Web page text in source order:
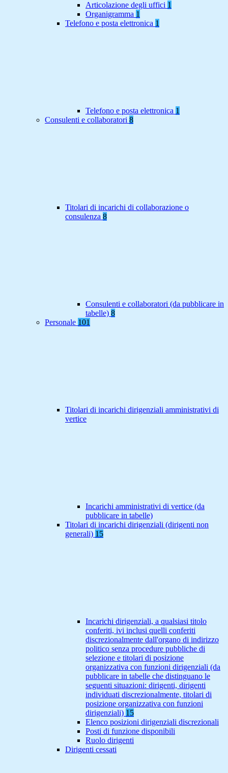
Articolazione degli uffici 1
Organigramma 1
Telefono e posta elettronica 1
Telefono e posta elettronica 1
Consulenti e collaboratori 8
Titolari di incarichi di collaborazione o
consulenza 8
Consulenti e collaboratori (da pubblicare in
tabelle) 8
Personale 101
Titolari di incarichi dirigenziali amministrativi di
vertice
Incarichi amministrativi di vertice (da
pubblicare in tabelle)
Titolari di incarichi dirigenziali (dirigenti non
generali) 15
Incarichi dirigenziali, a qualsiasi titolo
conferiti, ivi inclusi quelli conferiti
discrezionalmente dall'organo di indirizzo
politico senza procedure pubbliche di
selezione e titolari di posizione
organizzativa con funzioni dirigenziali (da
pubblicare in tabelle che distinguano le
seguenti situazioni: dirigenti, dirigenti
individuati discrezionalmente, titolari di
posizione organizzativa con funzioni
dirigenziali) 15
Elenco posizioni dirigenziali discrezionali
Posti di funzione disponibili
Ruolo dirigenti
Dirigenti cessati